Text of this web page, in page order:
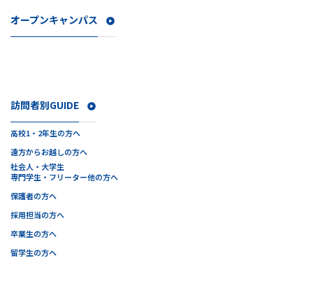
訪問者別GUIDE
高校1・2年生の方へ
遠方からお越しの方へ
社会人・大学生
専門学生・フリーター他の方へ
保護者の方へ
採用担当の方へ
卒業生の方へ
留学生の方へ
オープンキャンパス